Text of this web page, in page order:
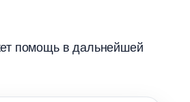
помощь в дальнейшей